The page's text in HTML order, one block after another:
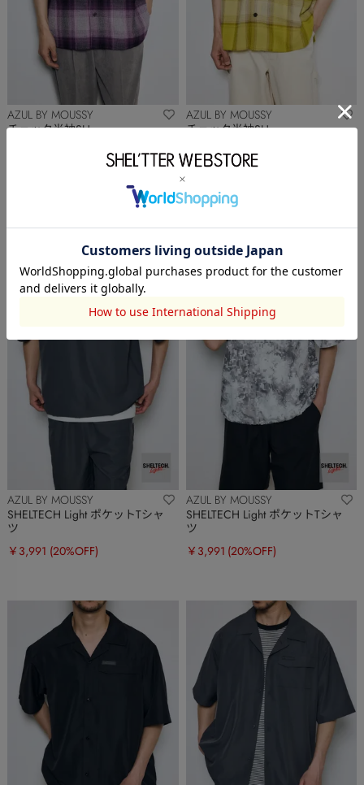
AZUL BY MOUSSY
チェック半袖SH
AZUL BY MOUSSY
チェック半袖SH
￥4,391 (20%OFF)
AZUL BY MOUSSY
SHELTECH Light ポケットTシャ
ツ
￥3,991 (20%OFF)
AZUL BY MOUSSY
SHELTECH Light ポケットTシャ
ツ
￥3,991 (20%OFF)